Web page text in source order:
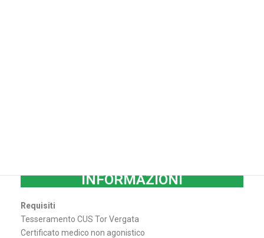
INFORMAZIONI
Requisiti
Tesseramento CUS Tor Vergata
Certificato medico non agonistico